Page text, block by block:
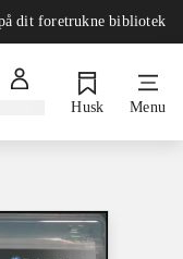
dit foretrukne bibliotek
Husk Menu